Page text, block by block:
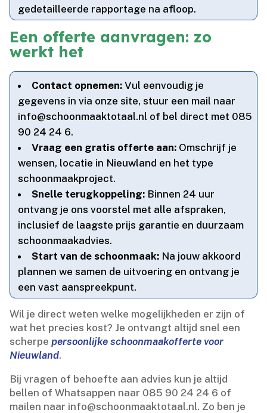
gedetailleerde rapportage na afloop.​
Een offerte aanvragen: zo
werkt het
Contact opnemen: Vul eenvoudig je
gegevens in via onze site, stuur een mail naar
info@schoonmaaktotaal.​nl of bel direct met 085
90 24 24 6.​
Vraag een gratis offerte aan: Omschrijf je
wensen, locatie in Nieuwland en het type
schoonmaakproject.​
Snelle terugkoppeling: Binnen 24 uur
ontvang je ons voorstel met alle afspraken,
inclusief de laagste prijs garantie en duurzaam
schoonmaakadvies.​
Start van de schoonmaak: Na jouw akkoord
plannen we samen de uitvoering en ontvang je
een vast aanspreekpunt.​
Wil je direct weten welke mogelijkheden er zijn of
wat het precies kost? Je ontvangt altijd snel een
scherpepersoonlijke schoonmaakofferte voor
Nieuwland.​
Bij vragen of behoefte aan advies kun je altijd
bellen of Whatsappen naar 085 90 24 24 6 of
mailen naar info@schoonmaaktotaal.​nl.​ Zo ben je